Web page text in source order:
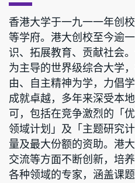
香港大学于一九一一年创
等学府。港大创校至今逾
识、拓展教育、贡献社会
为主导的世界级综合大学
由、自主精神为学，力倡
成就卓越，多年来深受本
可，包括在竞争激烈的「
领域计划」及「主题研究
量及最大份额的资助。港
交流等方面不断创新，培
各种领域的专家，涵盖课